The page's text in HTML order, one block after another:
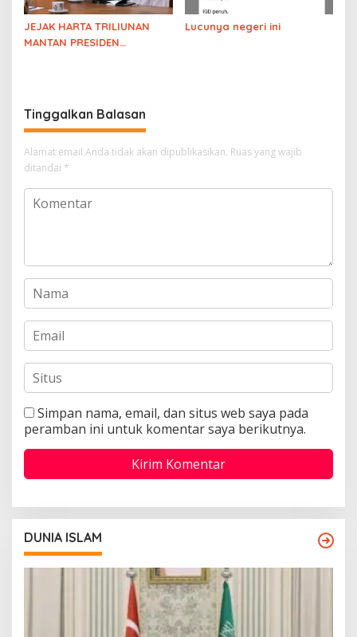
JEJAK HARTA TRILIUNAN
MANTAN PRESIDEN
Lucunya negeri ini
Tinggalkan Balasan
Alamat email Anda tidak akan dipublikasikan. Ruas yang wajib
ditandai *
Simpan nama, email, dan situs web saya pada
peramban ini untuk komentar saya berikutnya.
DUNIA ISLAM